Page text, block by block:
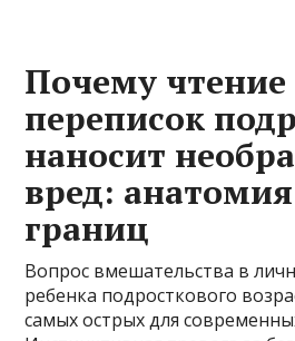
Почему чтение
переписок
наносит
вред:
границ
Вопрос вмешательства в
ребенка подросткового
самых острых для